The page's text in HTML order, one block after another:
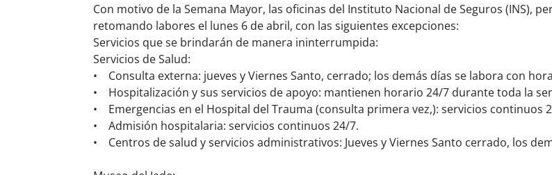
Con motivo de la Semana Mayor, las oficinas del Instituto Nacional de Seguros (INS),
retomando labores el lunes 6 de abril, con las siguientes excepciones:
Servicios que se brindarán de manera ininterrumpida:
Servicios de Salud:
• Consulta externa: jueves y Viernes Santo, cerrado; los demás días se labora con
• Hospitalización y sus servicios de apoyo: mantienen horario 24/7 durante toda la
• Emergencias en el Hospital del Trauma (consulta primera vez,): servicios continuos
• Admisión hospitalaria: servicios continuos 24/7.
• Centros de salud y servicios administrativos: Jueves y Viernes Santo cerrado, los